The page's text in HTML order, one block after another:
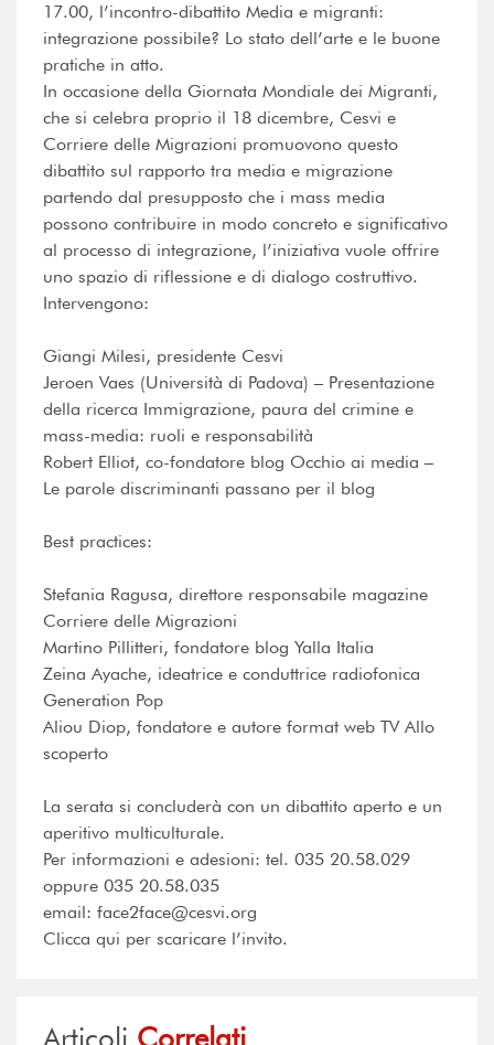
17.00, l’incontro-dibattito Media e migranti:
integrazione possibile? Lo stato dell’arte e le buone
pratiche in atto.
In occasione della Giornata Mondiale dei Migranti,
che si celebra proprio il 18 dicembre, Cesvi e
Corriere delle Migrazioni promuovono questo
dibattito sul rapporto tra media e migrazione
partendo dal presupposto che i mass media
possono contribuire in modo concreto e significativo
al processo di integrazione, l’iniziativa vuole offrire
uno spazio di riflessione e di dialogo costruttivo.
Intervengono:
Giangi Milesi, presidente Cesvi
Jeroen Vaes (Università di Padova) – Presentazione
della ricerca Immigrazione, paura del crimine e
mass-media: ruoli e responsabilità
Robert Elliot, co-fondatore blog Occhio ai media –
Le parole discriminanti passano per il blog
Best practices:
Stefania Ragusa, direttore responsabile magazine
Corriere delle Migrazioni
Martino Pillitteri, fondatore blog Yalla Italia
Zeina Ayache, ideatrice e conduttrice radiofonica
Generation Pop
Aliou Diop, fondatore e autore format web TV Allo
scoperto
La serata si concluderà con un dibattito aperto e un
aperitivo multiculturale.
Per informazioni e adesioni: tel. 035 20.58.029
oppure 035 20.58.035
email: face2face@cesvi.org
Clicca qui per scaricare l’invito.
Articoli Correlati